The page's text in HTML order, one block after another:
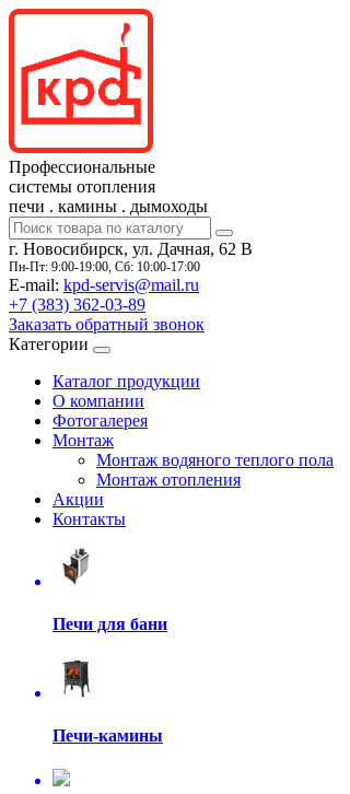
Профессиональные
системы отопления
печи . камины . дымоходы
г. Новосибирск, ул. Дачная, 62 В
Пн-Пт: 9:00-19:00, Сб: 10:00-17:00
E-mail: kpd-servis@mail.ru
+7 (383) 362-03-89
Заказать обратный звонок
Категории
Каталог продукции
О компании
Фотогалерея
Монтаж
Монтаж водяного теплого пола
Монтаж отопления
Акции
Контакты
Печи для бани
Печи-камины